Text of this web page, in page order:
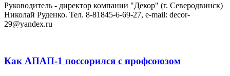
Руководитель - директор компании "Декор" (г. Северодвинск)
Николай Руденко. Тел. 8-81845-6-69-27, e-mail: decor-
29@yandex.ru
Как АПАП-1 поссорился с профсоюзом